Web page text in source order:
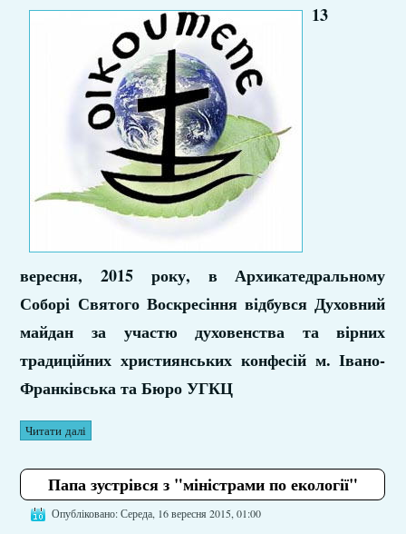
13
вересня, 2015 року, в Архикатедральному
Соборі Святого Воскресіння відбувся Духовний
майдан за участю духовенства та вірних
традиційних християнських конфесій м. Івано-
Франківська та Бюро УГКЦ
Читати далі
Папа зустрівся з "міністрами по екології"
Опубліковано: Середа, 16 вересня 2015, 01:00